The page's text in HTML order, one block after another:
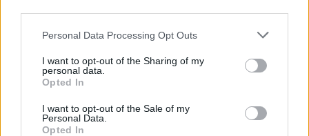
Personal Data Processing Opt Outs
I want to opt-out of the Sharing of my
personal data.
Opted In
I want to opt-out of the Sale of my
Personal Data.
Opted In
landet.
fokus på danske producenter og lokale fødevarer.
- Vores medlemmer siger klart, at de ønsker mere
fokus på danske og lokale fødevarer. Derfor laver